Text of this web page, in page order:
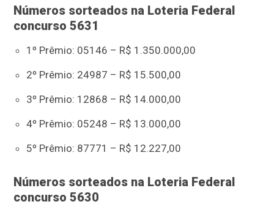
Números sorteados na Loteria Federal
concurso 5631
1º Prêmio: 05146 – R$ 1.350.000,00
2º Prêmio: 24987 – R$ 15.500,00
3º Prêmio: 12868 – R$ 14.000,00
4º Prêmio: 05248 – R$ 13.000,00
5º Prêmio: 87771 – R$ 12.227,00
Números sorteados na Loteria Federal
concurso 5630